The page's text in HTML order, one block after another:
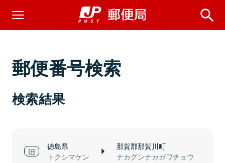
郵便番号検索
検索結果
徳島県
トクシマケン
那賀郡那賀川町
ナカグンナカガワチョウ